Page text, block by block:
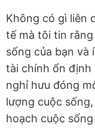
Không có gì liên
tế mà tôi tin
sống của bạn và
tài chính ổn
nghỉ hưu đóng
lượng cuộc
hoạch cuộc